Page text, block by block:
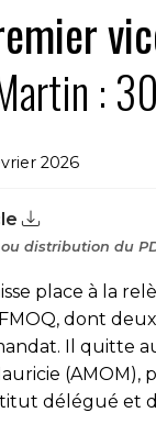
:
2026
distribution du
place à la
dont
Il quitte
(AMOM),
délégué et